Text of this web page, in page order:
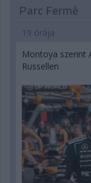
Parc Fermé
19 órája
Montoya szerint
Russellen